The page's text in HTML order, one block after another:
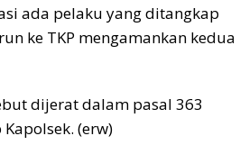
ada pelaku yang ditangkap
ke TKP mengamankan kedua
dijerat dalam pasal 363
(erw)